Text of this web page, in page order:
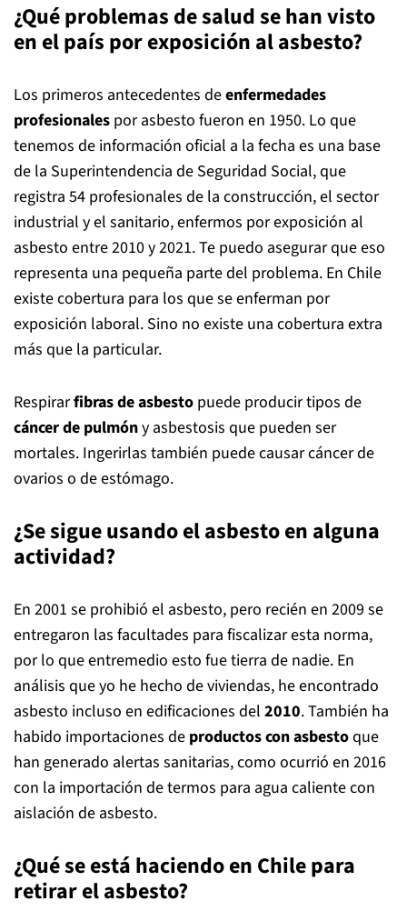
¿Qué problemas de salud se han visto
en el país por exposición al asbesto?
Los primeros antecedentes deenfermedades
profesionales por asbesto fueron en 1950. Lo que
tenemos de información oficial a la fecha es una base
de la Superintendencia de Seguridad Social, que
registra 54 profesionales de la construcción, el sector
industrial y el sanitario, enfermos por exposición al
asbesto entre 2010 y 2021. Te puedo asegurar que eso
representa una pequeña parte del problema. En Chile
existe cobertura para los que se enferman por
exposición laboral. Sino no existe una cobertura extra
más que la particular.
Respirarfibras de asbesto puede producir tipos de
cáncer de pulmóny asbestosis que pueden ser
mortales. Ingerirlas también puede causar cáncer de
ovarios o de estómago.
¿Se sigue usando el asbesto en alguna
actividad?
En 2001 se prohibió el asbesto, pero recién en 2009 se
entregaron las facultades para fiscalizar esta norma,
por lo que entremedio esto fue tierra de nadie. En
análisis que yo he hecho de viviendas, he encontrado
asbesto incluso en edificaciones del 2010. También ha
habido importaciones de productos con asbestoque
han generado alertas sanitarias, como ocurrió en 2016
con la importación de termos para agua caliente con
aislación de asbesto.
¿Qué se está haciendo en Chile para
retirar el asbesto?